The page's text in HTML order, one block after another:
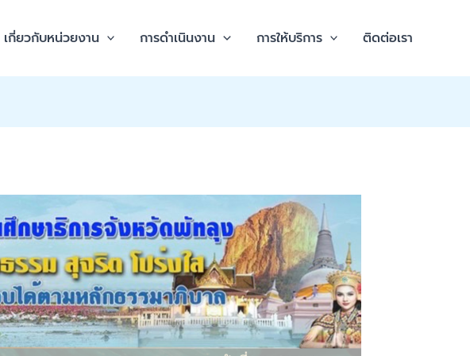
เกี่ยวกับหน่วยงาน การดำเนินงาน การให้บริการ ติดต่อเรา